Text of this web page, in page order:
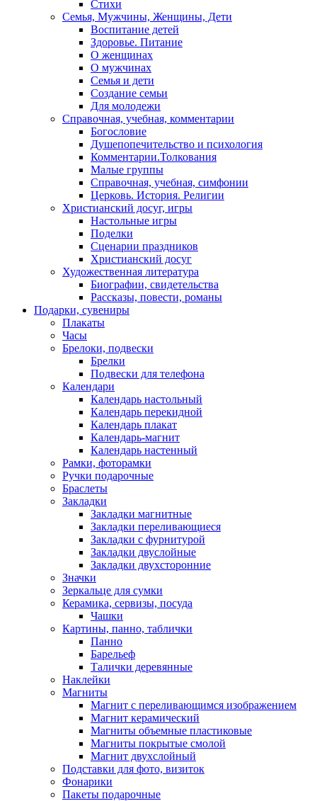
Стихи
Семья, Мужчины, Женщины, Дети
Воспитание детей
Здоровье. Питание
О женщинах
О мужчинах
Семья и дети
Создание семьи
Для молодежи
Справочная, учебная, комментарии
Богословие
Душепопечительство и психология
Комментарии.Толкования
Малые группы
Справочная, учебная, симфонии
Церковь. История. Религии
Христианский досуг, игры
Настольные игры
Поделки
Сценарии праздников
Христианский досуг
Художественная литература
Биографии, свидетельства
Рассказы, повести, романы
Подарки, сувениры
Плакаты
Часы
Брелоки, подвески
Брелки
Подвески для телефона
Календари
Календарь настольный
Календарь перекидной
Календарь плакат
Календарь-магнит
Календарь настенный
Рамки, фоторамки
Ручки подарочные
Браслеты
Закладки
Закладки магнитные
Закладки переливающиеся
Закладки с фурнитурой
Закладки двуслойные
Закладки двухсторонние
Значки
Зеркальце для сумки
Керамика, сервизы, посуда
Чашки
Картины, панно, таблички
Панно
Барельеф
Талички деревянные
Наклейки
Магниты
Магнит с переливающимся изображением
Магнит керамический
Магниты объемные пластиковые
Магниты покрытые смолой
Магнит двухслойный
Подставки для фото, визиток
Фонарики
Пакеты подарочные